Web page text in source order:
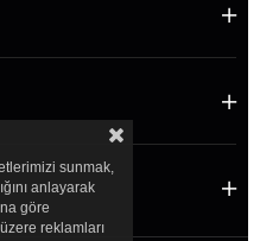
sunmak,
anlayarak
göre
reklamları